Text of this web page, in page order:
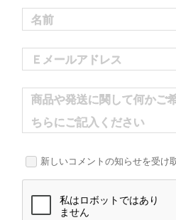
名前
Ｅメールアドレス
商品や発送に関して何かご
ちらにご記入ください
新しいコメントの知らせを受け